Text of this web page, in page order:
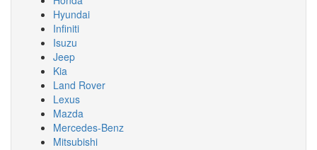
Hyundai
Infiniti
Isuzu
Jeep
Kia
Land Rover
Lexus
Mazda
Mercedes-Benz
Mitsubishi